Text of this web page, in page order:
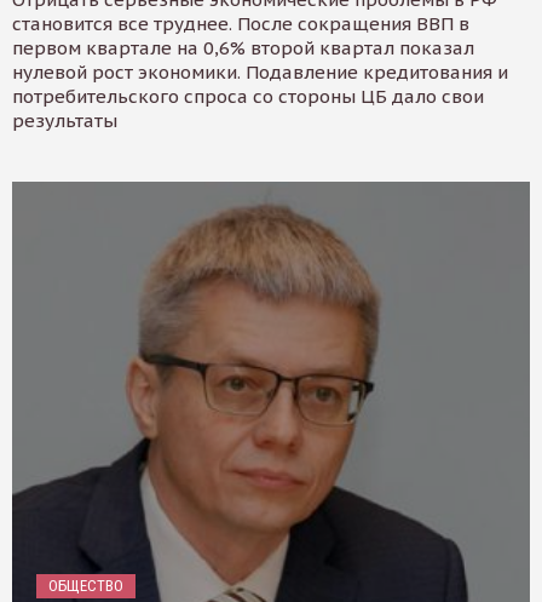
становится все труднее. После сокращения ВВП в
первом квартале на 0,6% второй квартал показал
нулевой рост экономики. Подавление кредитования и
потребительского спроса со стороны ЦБ дало свои
результаты
ОБЩЕСТВО